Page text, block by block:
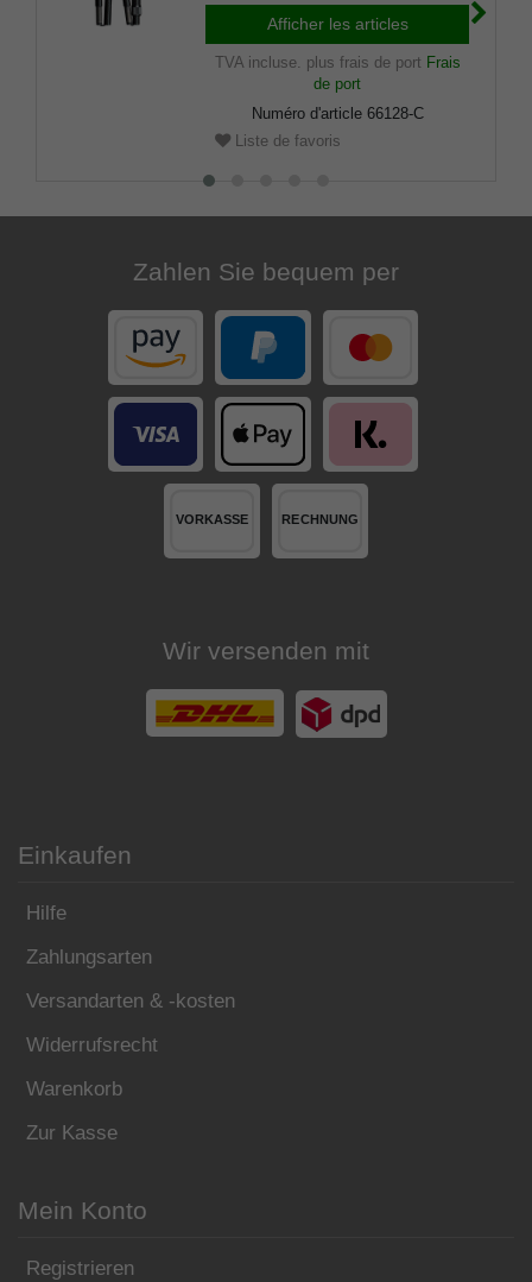
typique, réglable en hauteur,
pliante, amortisseur mince
inclus.
Afficher les articles
TVA incluse. plus frais de port Frais
de port
Numéro d'article 66128-C
Liste de favoris
Zahlen Sie bequem per
Wir versenden mit
Einkaufen
Hilfe
Zahlungsarten
Versandarten & -kosten
Widerrufsrecht
Warenkorb
Zur Kasse
Mein Konto
Registrieren